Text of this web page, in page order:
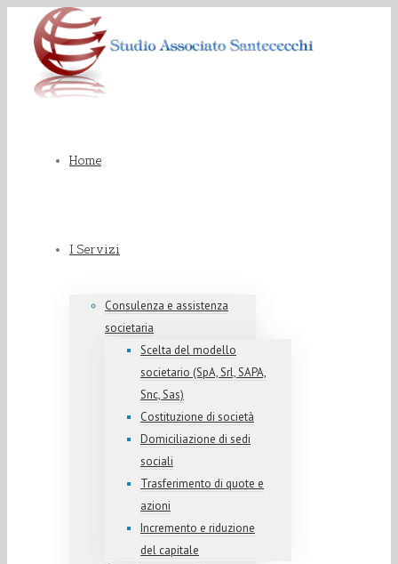
Home
I Servizi
Consulenza e assistenza
societaria
Scelta del modello
societario (SpA, Srl, SAPA,
Snc, Sas)
Costituzione di società
Domiciliazione di sedi
sociali
Trasferimento di quote e
azioni
Incremento e riduzione
del capitale